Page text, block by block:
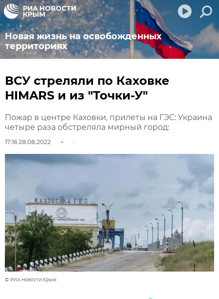
Новая жизнь на освобожденных
территориях
ВСУ стреляли по Каховке
HIMARS и из "Точки-У"
Пожар в центре Каховки, прилеты на ГЭС: Украина
четыре раза обстреляла мирный город:
17:16 28.08.2022
© РИА Новости Крым